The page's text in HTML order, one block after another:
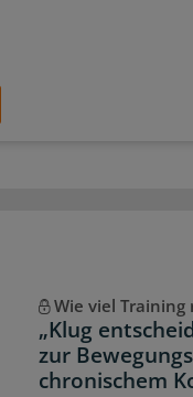
Wie viel Training
„Klug
zur
chronischem